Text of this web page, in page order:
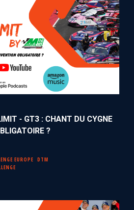
- GT3 : CHANT DU CYGNE
?
EUROPE
DTM